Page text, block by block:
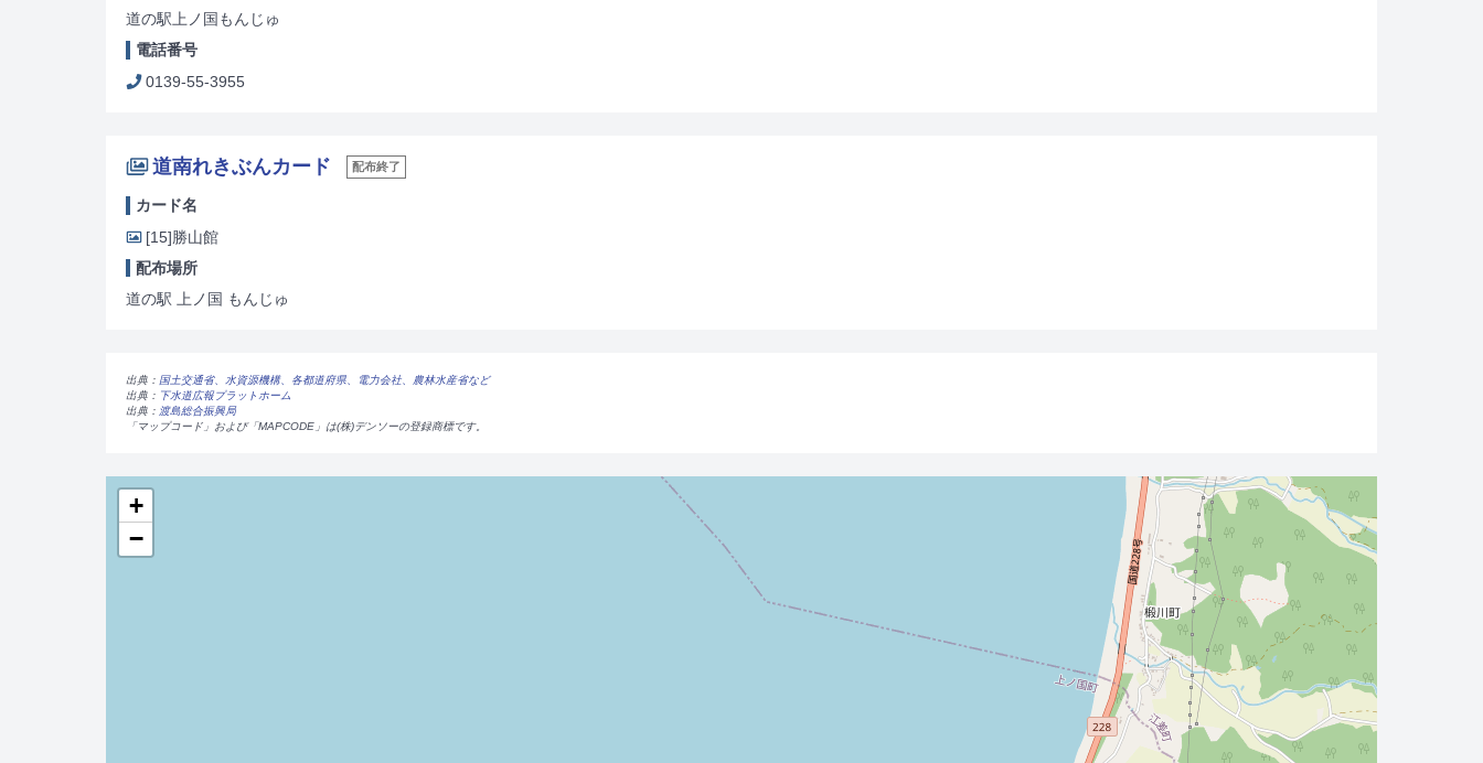
道の駅上ノ国もんじゅ
電話番号
0139-55-3955
道南れきぶんカード 配布終了
カード名
[15]勝山館
配布場所
道の駅 上ノ国 もんじゅ
出典： 国土交通省、水資源機構、各都道府県、電力会社、農林水産省など
出典： 下水道広報プラットホーム
出典： 渡島総合振興局
「マップコード」および「MAPCODE」は(株)デンソーの登録商標です。
+
−